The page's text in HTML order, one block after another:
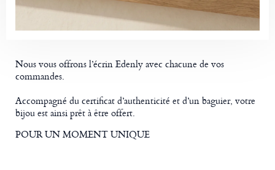
Nous vous offrons l’écrin Edenly avec chacune de vos
commandes.
Accompagné du certificat d’authenticité et d’un baguier, votre
bijou est ainsi prêt à être offert.
POUR UN MOMENT UNIQUE